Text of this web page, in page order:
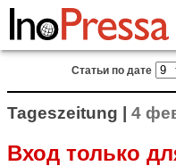
Статьи по дате
Tageszeitung | 4
Вход только